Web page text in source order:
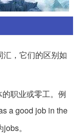
，它们的区别如
职业或零工。例
a good job in the
。